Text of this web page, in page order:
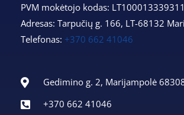
PVM mokėtojo kodas: LT100013339311
Adresas: Tarpučių g. 166, LT-68132
Telefonas: +370 662 41046
Gedimino g. 2, Marijampolė
+370 662 41046